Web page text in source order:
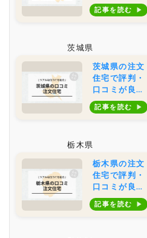
おすすめの建
築会社・工務
相場もご紹介
記事を読む
茨城県
茨城県の注文
住宅で評判・
口コミが良い
おすすめの建
築会社・工務
相場もご紹介
記事を読む
栃木県
栃木県の注文
住宅で評判・
口コミが良い
おすすめの建
築会社・工務
記事を読む